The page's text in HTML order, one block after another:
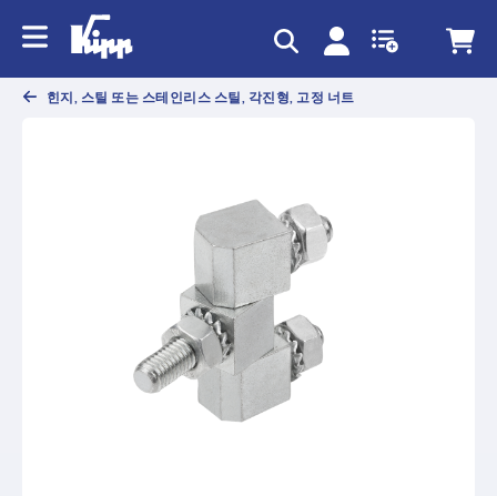
힌지, 스틸 또는 스테인리스 스틸, 각진형, 고정 너트